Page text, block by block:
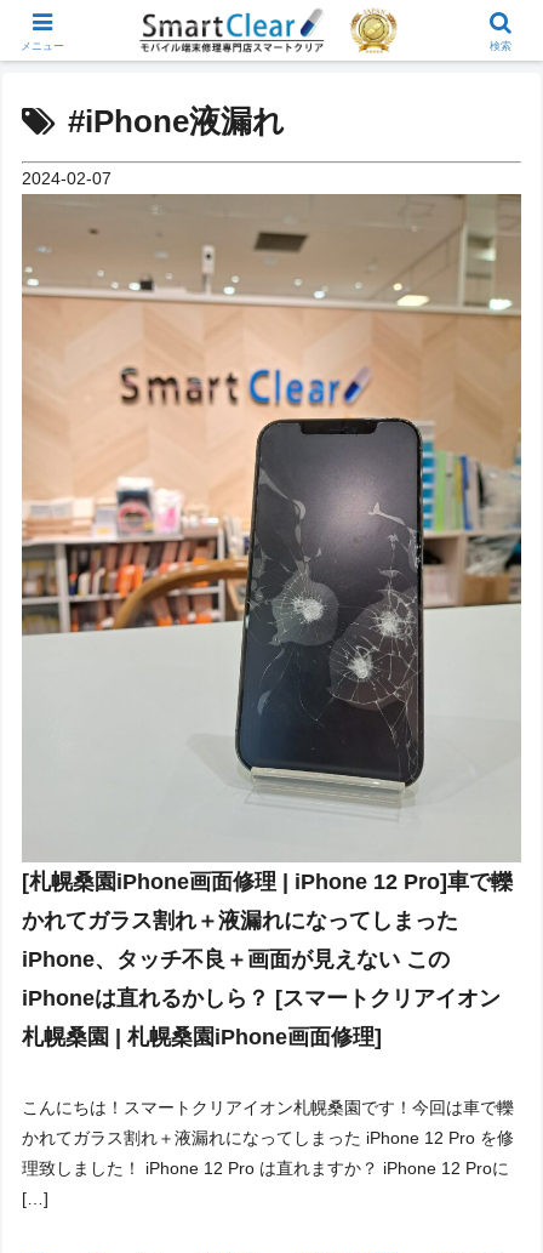
#iPhone液漏れ
2024-02-07
[札幌桑園iPhone画面修理 | iPhone 12 Pro]車で轢
かれてガラス割れ＋液漏れになってしまった
iPhone、タッチ不良＋画面が見えない この
iPhoneは直れるかしら？ [スマートクリアイオン
札幌桑園 | 札幌桑園iPhone画面修理]
こんにちは！スマートクリアイオン札幌桑園です！今回は車で轢
かれてガラス割れ＋液漏れになってしまった iPhone 12 Pro を修
理致しました！ iPhone 12 Pro は直れますか？ iPhone 12 Proに
[…]
メニュー 検索